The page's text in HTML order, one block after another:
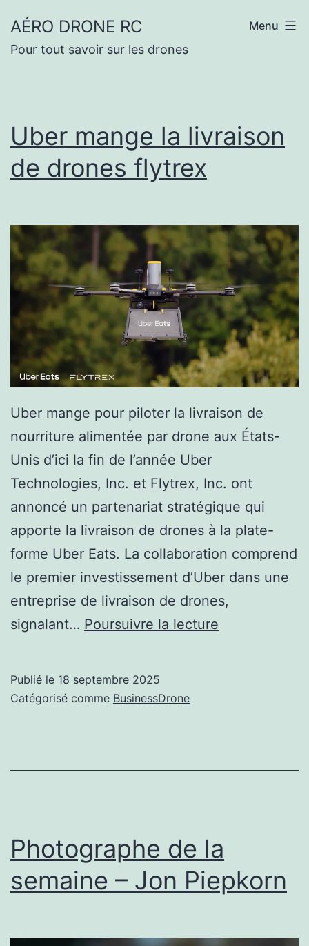
au
contenu
AÉRO DRONE RC
Pour tout savoir sur les drones
Menu
Uber mange la livraison
de drones flytrex
Uber mange pour piloter la livraison de
nourriture alimentée par drone aux États-
Unis d’ici la fin de l’année Uber
Technologies, Inc. et Flytrex, Inc. ont
annoncé un partenariat stratégique qui
apporte la livraison de drones à la plate-
forme Uber Eats. La collaboration comprend
le premier investissement d’Uber dans une
entreprise de livraison de drones,
signalant… Poursuivre la lecture
Publié le 18 septembre 2025
Catégorisé comme BusinessDrone
Photographe de la
semaine – Jon Piepkorn